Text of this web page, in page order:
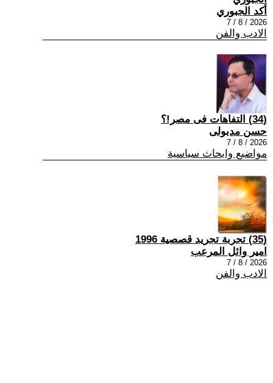
أكد الجبوري
2026 / 8 / 7
الادب والفن
(34) التفاهات فى مصر!؟
حسن مدبولى
2026 / 8 / 7
مواضيع وابحاث سياسية
(35) تجربة تجريد قصصية 1996
امير وائل المرعب
2026 / 8 / 7
الادب والفن